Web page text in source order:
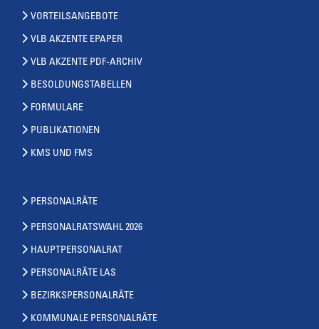
VORTEILSANGEBOTE
VLB AKZENTE EPAPER
VLB AKZENTE PDF-ARCHIV
BESOLDUNGSTABELLEN
FORMULARE
PUBLIKATIONEN
KMS UND FMS
PERSONALRÄTE
PERSONALRATSWAHL 2026
HAUPTPERSONALRAT
PERSONALRÄTE LAS
BEZIRKSPERSONALRÄTE
KOMMUNALE PERSONALRÄTE